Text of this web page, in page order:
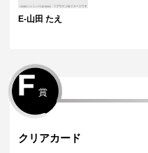
E-山田 たえ
F 賞
クリアカード